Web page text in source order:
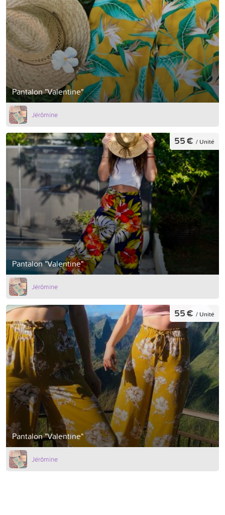
Pantalon "Valentine"
Jérômine
Pantalon "Valentine"
55 € / Unité
Jérômine
Pantalon "Valentine"
55 € / Unité
Jérômine